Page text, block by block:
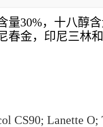
30%，十八醇
金，印尼三林
CS90; Lanette